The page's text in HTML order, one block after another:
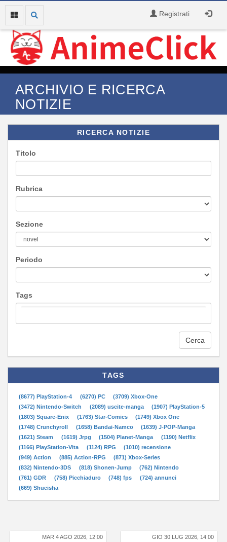
Registrati
ARCHIVIO E RICERCA
NOTIZIE
RICERCA NOTIZIE
Titolo
Rubrica
Sezione
Periodo
Tags
Cerca
TAGS
(8677) PlayStation-4 (6270) PC
(3709) Xbox-One
(3472) Nintendo-Switch
(2089) uscite-manga
(1907) PlayStation-5
(1803) Square-Enix
(1763) Star-Comics
(1749) Xbox One
(1748) Crunchyroll
(1658) Bandai-Namco
(1639) J-POP-Manga
(1621) Steam
(1619) Jrpg (1504) Planet-Manga
(1190) Netflix
(1166) PlayStation-Vita
(1124) RPG
(1010) recensione
(949) Action
(885) Action-RPG
(871) Xbox-Series
(832) Nintendo-3DS
(818) Shonen-Jump
(762) Nintendo
(761) GDR
(758) Picchiaduro (748) fps
(724) annunci
(669) Shueisha
MAR 4 AGO 2026, 12:00 GIO 30 LUG 2026, 14:00